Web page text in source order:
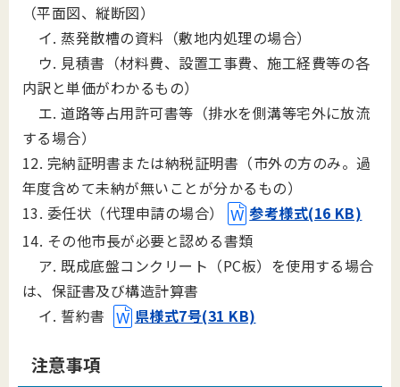
（平面図、縦断図）
イ. 蒸発散槽の資料（敷地内処理の場合）
ウ. 見積書（材料費、設置工事費、施工経費等の各
内訳と単価がわかるもの）
エ. 道路等占用許可書等（排水を側溝等宅外に放流
する場合）
12. 完納証明書または納税証明書（市外の方のみ。過
年度含めて未納が無いことが分かるもの）
13. 委任状（代理申請の場合）
参考様式(16 KB)
14. その他市長が必要と認める書類
ア. 既成底盤コンクリート（PC板）を使用する場合
は、保証書及び構造計算書
イ. 誓約書
県様式7号(31 KB)
注意事項